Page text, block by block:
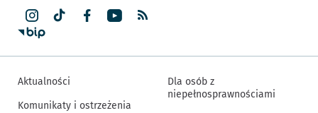
Aktualności
Komunikaty i ostrzeżenia
Dla osób z
niepełnosprawnościami